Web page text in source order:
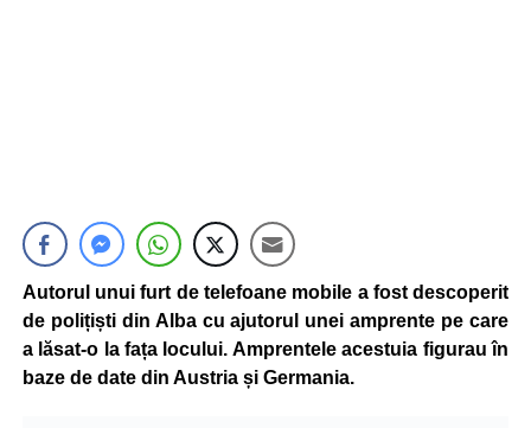
Autorul unui furt de telefoane mobile a fost descoperit
de polițiști din Alba cu ajutorul unei amprente pe care
a lăsat-o la fața locului. Amprentele acestuia figurau în
baze de date din Austria și Germania.